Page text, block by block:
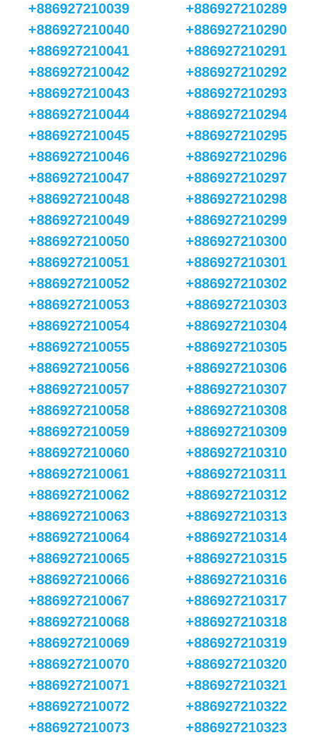
+886927210039
+886927210040
+886927210041
+886927210042
+886927210043
+886927210044
+886927210045
+886927210046
+886927210047
+886927210048
+886927210049
+886927210050
+886927210051
+886927210052
+886927210053
+886927210054
+886927210055
+886927210056
+886927210057
+886927210058
+886927210059
+886927210060
+886927210061
+886927210062
+886927210063
+886927210064
+886927210065
+886927210066
+886927210067
+886927210068
+886927210069
+886927210070
+886927210071
+886927210072
+886927210073
+886927210289
+886927210290
+886927210291
+886927210292
+886927210293
+886927210294
+886927210295
+886927210296
+886927210297
+886927210298
+886927210299
+886927210300
+886927210301
+886927210302
+886927210303
+886927210304
+886927210305
+886927210306
+886927210307
+886927210308
+886927210309
+886927210310
+886927210311
+886927210312
+886927210313
+886927210314
+886927210315
+886927210316
+886927210317
+886927210318
+886927210319
+886927210320
+886927210321
+886927210322
+886927210323